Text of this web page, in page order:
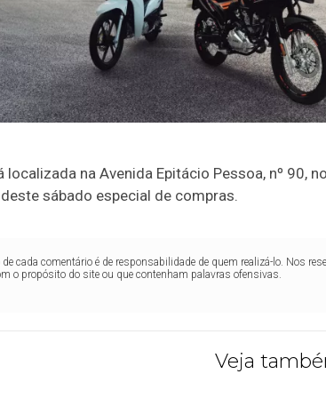
localizada na Avenida Epitácio Pessoa, nº 90,
sábado especial de compras.
cada comentário é de responsabilidade de quem realizá-lo. Nos
o propósito do site ou que contenham palavras ofensivas.
Veja